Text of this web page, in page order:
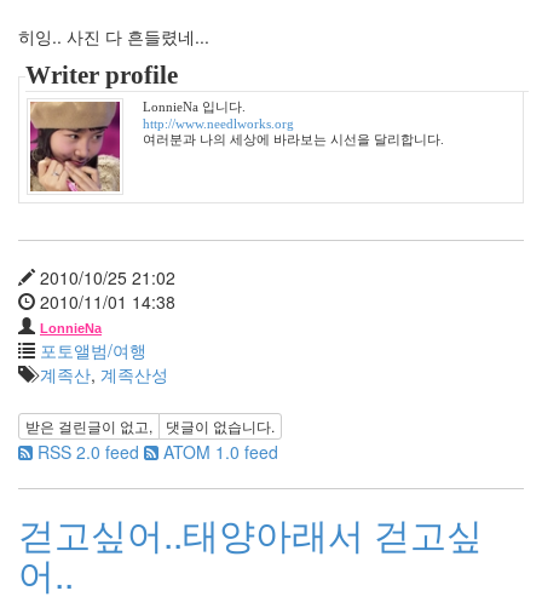
히잉.. 사진 다 흔들렸네...
Writer profile
LonnieNa 입니다.
http://www.needlworks.org
여러분과 나의 세상에 바라보는 시선을 달리합니다.
2010/10/25 21:02
2010/11/01 14:38
LonnieNa
포토앨범/여행
계족산, 계족산성
받은 걸린글이 없고, 댓글이 없습니다.
RSS 2.0 feed ATOM 1.0 feed
걷고싶어..태양아래서 걷고싶
어..
2011
년
2
월
7
2011
년
3
4
2011
년
4
월
6
2011
년
5
월
2
년
6
월